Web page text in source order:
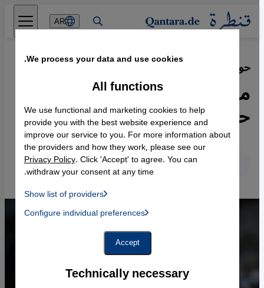
Direkt zum Inhalt springen
AR
‏حوار الثقافات بين ألمانيا واليمن·
24.04.2016
ما فعله غونتر غراس من أجل
حرية التعبير في اليمن
English عربي
We process your data and use cookies.
Technically necessary
All functions
We use functional and marketing cookies to help
provide you with the best website experience and
improve our service to you. For more information about
the providers and how they work, please see our
Privacy Policy. Click 'Accept' to agree. You can
withdraw your consent at any time.
Show list of providers
Instagram Embed, Twitter Embed, Youtube Embed
Facebook Embed / Facebook Connect
Google Maps Embed
Configure individual preferences
Accept